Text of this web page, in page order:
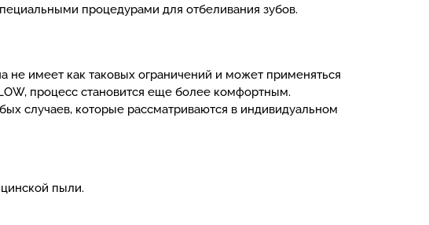
процедурами для отбеливания зубов.
не имеет как таковых ограничений и может применяться
процесс становится еще более комфортным.
случаев, которые рассматриваются в индивидуальном
пыли.